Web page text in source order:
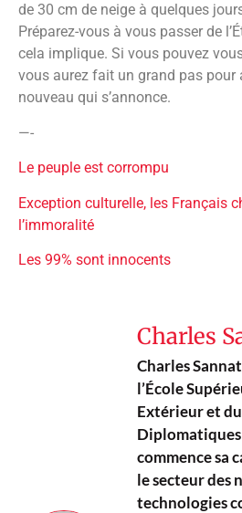
de 30 cm de neige à quelques
Préparez-vous à vous passer de
cela implique. Si vous pouvez
vous aurez fait un grand pas pour
nouveau qui s’annonce.
—-
Le peuple est corrompu
Exception culturelle, les Français
l’immoralité
Les 99% sont innocents
Charles
Charles
l’École
Extérieur et
commence sa
le secteur des
technologies